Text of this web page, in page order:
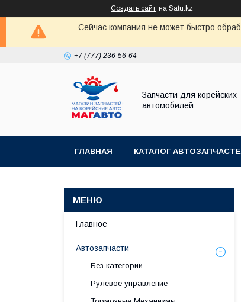
Создать сайт на Satu.kz
Сейчас компания не может быстро
+7 (777) 236-56-64
Запчасти для корейских
автомобилей
ГЛАВНАЯ КАТАЛОГ
Главное
Автозапчасти
Без категории
Рулевое управление